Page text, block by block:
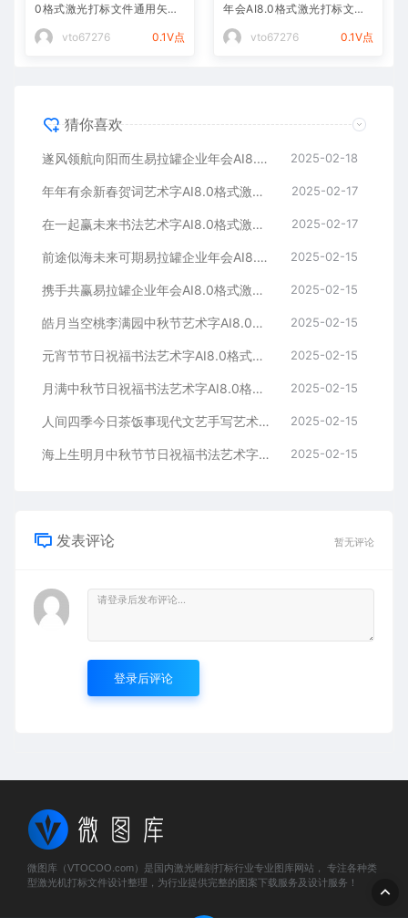
0格式激光打标文件通用矢量
vto67276
0.1V点
年会AI8.0格式激光打标文件
vto67276
0.1V点
猜你喜欢
遂风领航向阳而生易拉罐企业年会AI8.0格式激光打标文件通用矢量图 2025-02-18
年年有余新春贺词艺术字AI8.0格式激光打标文件通用矢量图 2025-02-17
在一起赢未来书法艺术字AI8.0格式激光打标文件通用矢量图 2025-02-17
前途似海未来可期易拉罐企业年会AI8.0格式激光打标文件通用矢量图 2025-02-15
携手共赢易拉罐企业年会AI8.0格式激光打标文件通用矢量图 2025-02-15
皓月当空桃李满园中秋节艺术字AI8.0格式激光打标文件通用矢量图 2025-02-15
元宵节节日祝福书法艺术字AI8.0格式激光打标文件通用矢量图 2025-02-15
月满中秋节日祝福书法艺术字AI8.0格式激光打标文件通用矢量图 2025-02-15
人间四季今日茶饭事现代文艺手写艺术字AI8.0格式激光打标文件通用矢量图 2025-02-15
海上生明月中秋节节日祝福书法艺术字AI8.0格式激光打标文件通用矢量图 2025-02-15
发表评论 暂无评论
登录后评论
微图库（VTOCOO.com）是国内激光雕刻打标行业专业图库网站， 专注各种类
型激光机打标文件设计整理，为行业提供完整的图案下载服务及设计服务！